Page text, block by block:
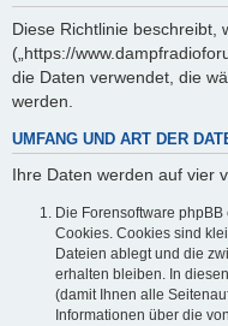
Diese Richtlinie beschreibt,
(„https://
die Daten verwendet, die
werden.
UMFANG UND ART DER
Ihre Daten werden auf vier
Die Forensoftware
Cookies. Cookies sind
Dateien ablegt und die
erhalten bleiben. In
(damit Ihnen alle
Informationen über die